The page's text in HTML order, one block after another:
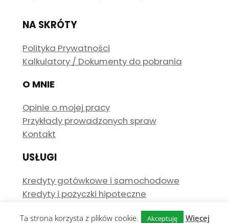
NA SKRÓTY
Polityka Prywatności
Kalkulatory / Dokumenty do pobrania
O MNIE
Opinie o mojej pracy
Przykłady prowadzonych spraw
Kontakt
USŁUGI
Kredyty gotówkowe i samochodowe
Kredyty i pożyczki hipoteczne
Ta strona korzysta z plików cookie. Akceptuję Więcej